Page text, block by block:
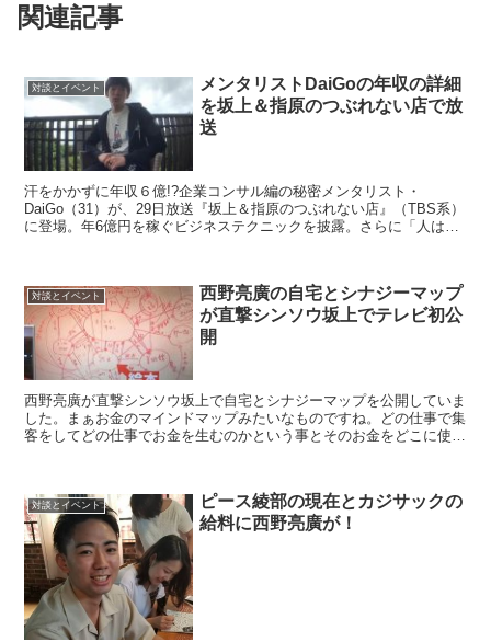
関連記事
対談とイベント
メンタリストDaiGoの年収の詳細
を坂上＆指原のつぶれない店で放
送
汗をかかずに年収６億!?企業コンサル編の秘密メンタリスト・
DaiGo（31）が、29日放送『坂上＆指原のつぶれない店』（TBS系）
に登場。年6億円を稼ぐビジネステクニックを披露。さらに「人は恋
対談とイベント
西野亮廣の自宅とシナジーマップ
が直撃シンソウ坂上でテレビ初公
開
西野亮廣が直撃シンソウ坂上で自宅とシナジーマップを公開していま
した。まぁお金のマインドマップみたいなものですね。どの仕事で集
客をしてどの仕事でお金を生むのかという事とそのお金をどこに使っ
対談とイベント
ピース綾部の現在とカジサックの
給料に西野亮廣が！